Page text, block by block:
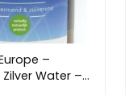
–
Water –